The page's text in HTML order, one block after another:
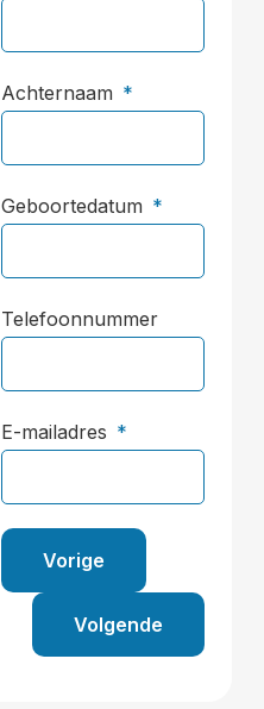
Achternaam
Geboortedatum
Telefoonnummer
E-mailadres
Vorige
Volgende